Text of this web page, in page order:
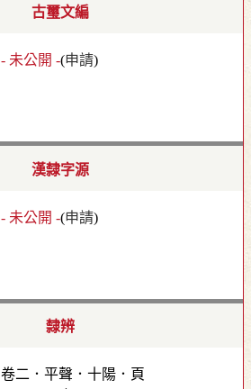
古璽文編
- 未公開 -(申請)
漢隸字源
- 未公開 -(申請)
隸辨